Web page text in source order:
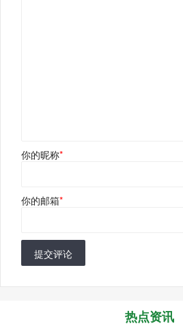
你的昵称*
你的邮箱*
提交评论
热点资讯